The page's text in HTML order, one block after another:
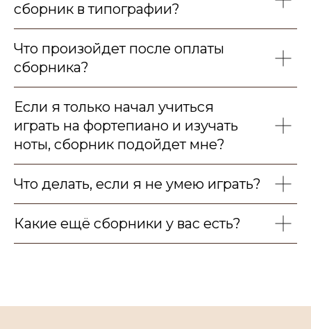
сборник в типографии?
Что произойдет после оплаты
сборника?
Если я только начал учиться
играть на фортепиано и изучать
ноты, сборник подойдет мне?
Что делать, если я не умею играть?
Какие ещё сборники у вас есть?